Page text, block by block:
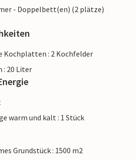
- Doppelbett(en) (2 plätze)
Kochplatten : 2 Kochfelder
: 20 Liter
warm und kalt : 1 Stück
Grundstück : 1500 m2